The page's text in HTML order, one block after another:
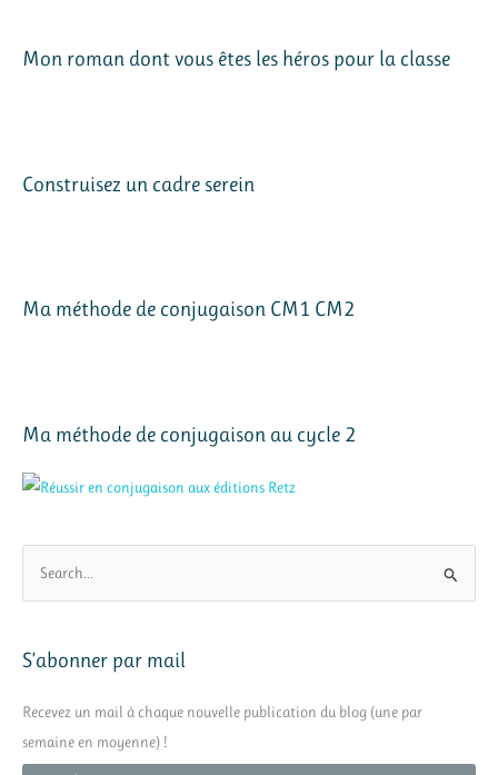
Mon roman dont vous êtes les héros pour la classe
Construisez un cadre serein
Ma méthode de conjugaison CM1 CM2
Ma méthode de conjugaison au cycle 2
h
r
c
h
S’abonner par mail
Recevez un mail à chaque nouvelle publication du blog (une par
semaine en moyenne) !